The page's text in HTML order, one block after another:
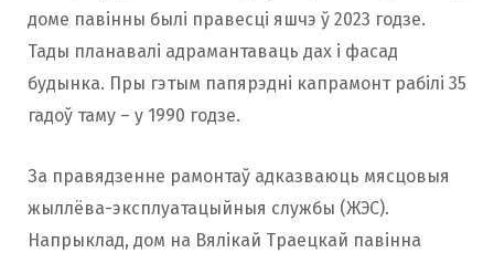
доме павінны былі правесці яшчэ ў 2023 годзе.
Тады планавалі адрамантаваць дах і фасад
будынка. Пры гэтым папярэдні капрамонт рабілі 35
гадоў таму – у 1990 годзе.
За правядзенне рамонтаў адказваюць мясцовыя
жыллёва-эксплуатацыйныя службы (ЖЭС).
Напрыклад, дом на Вялікай Траецкай павінна